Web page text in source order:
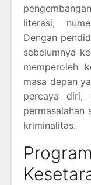
literasi,
Dengan
sebelumnya
memperoleh
masa depan
percaya diri,
permasalahan
kriminalitas.